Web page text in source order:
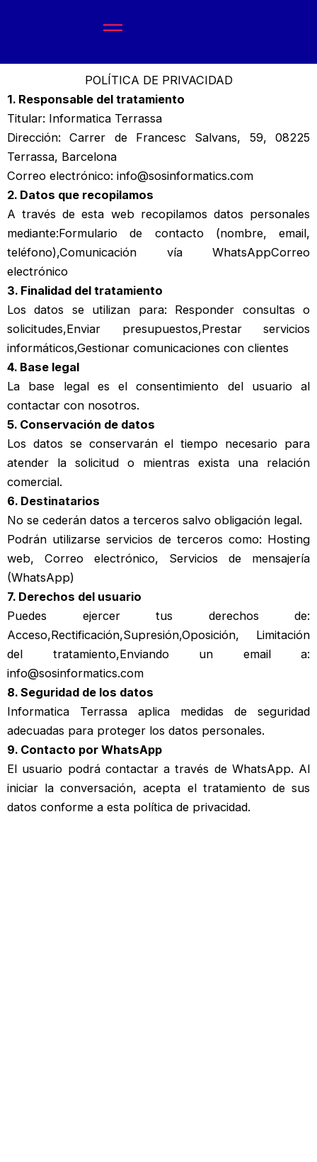
POLÍTICA DE PRIVACIDAD
1. Responsable del tratamiento
Titular: Informatica Terrassa
Dirección: Carrer de Francesc Salvans, 59, 08225
Terrassa, Barcelona
Correo electrónico: info@sosinformatics.com
2. Datos que recopilamos
A través de esta web recopilamos datos personales
mediante:Formulario de contacto (nombre, email,
teléfono),Comunicación vía WhatsAppCorreo
electrónico
3. Finalidad del tratamiento
Los datos se utilizan para: Responder consultas o
solicitudes,Enviar presupuestos,Prestar servicios
informáticos,Gestionar comunicaciones con clientes
4. Base legal
La base legal es el consentimiento del usuario al
contactar con nosotros.
5. Conservación de datos
Los datos se conservarán el tiempo necesario para
atender la solicitud o mientras exista una relación
comercial.
6. Destinatarios
No se cederán datos a terceros salvo obligación legal.
Podrán utilizarse servicios de terceros como: Hosting
web, Correo electrónico, Servicios de mensajería
(WhatsApp)
7. Derechos del usuario
Puedes ejercer tus derechos de:
Acceso,Rectificación,Supresión,Oposición, Limitación
del tratamiento,Enviando un email a:
info@sosinformatics.com
8. Seguridad de los datos
Informatica Terrassa aplica medidas de seguridad
adecuadas para proteger los datos personales.
9. Contacto por WhatsApp
El usuario podrá contactar a través de WhatsApp. Al
iniciar la conversación, acepta el tratamiento de sus
datos conforme a esta política de privacidad.